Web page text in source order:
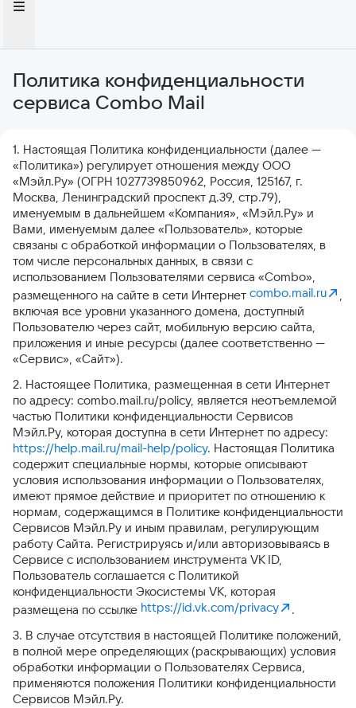
Политика конфиденциальности
сервиса Combo Mail
1. Настоящая Политика конфиденциальности (далее —
«Политика») регулирует отношения между ООО
«Мэйл.Ру» (ОГРН 1027739850962, Россия, 125167, г.
Москва, Ленинградский проспект д.39, стр.79),
именуемым в дальнейшем «Компания», «Мэйл.Ру» и
Вами, именуемым далее «Пользователь», которые
связаны с обработкой информации о Пользователях, в
том числе персональных данных, в связи с
использованием Пользователями сервиса «Combo»,
размещенного на сайте в сети Интернет combo.mail.ru
,
включая все уровни указанного домена, доступный
Пользователю через сайт, мобильную версию сайта,
приложения и иные ресурсы (далее соответственно —
«Сервис», «Сайт»).
2. Настоящее Политика, размещенная в сети Интернет
по адресу: combo.mail.ru/policy, является неотъемлемой
частью Политики конфиденциальности Сервисов
Мэйл.Ру, которая доступна в сети Интернет по адресу:
https://help.mail.ru/mail-help/policy. Настоящая Политика
содержит специальные нормы, которые описывают
условия использования информации о Пользователях,
имеют прямое действие и приоритет по отношению к
нормам, содержащимся в Политике конфиденциальности
Сервисов Мэйл.Ру и иным правилам, регулирующим
работу Сайта. Регистрируясь и/или авторизовываясь в
Сервисе с использованием инструмента VK ID,
Пользователь соглашается с Политикой
конфиденциальности Экосистемы VK, которая
размещена по ссылке https://id.vk.com/privacy
.
3. В случае отсутствия в настоящей Политике положений,
в полной мере определяющих (раскрывающих) условия
обработки информации о Пользователях Сервиса,
применяются положения Политики конфиденциальности
Сервисов Мэйл.Ру.